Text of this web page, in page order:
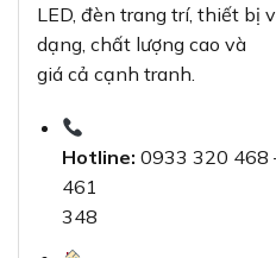
LED, đèn trang trí, thiết bị
dạng, chất lượng cao và
giá cả cạnh tranh.
Hotline: 0933 320 468
461
348